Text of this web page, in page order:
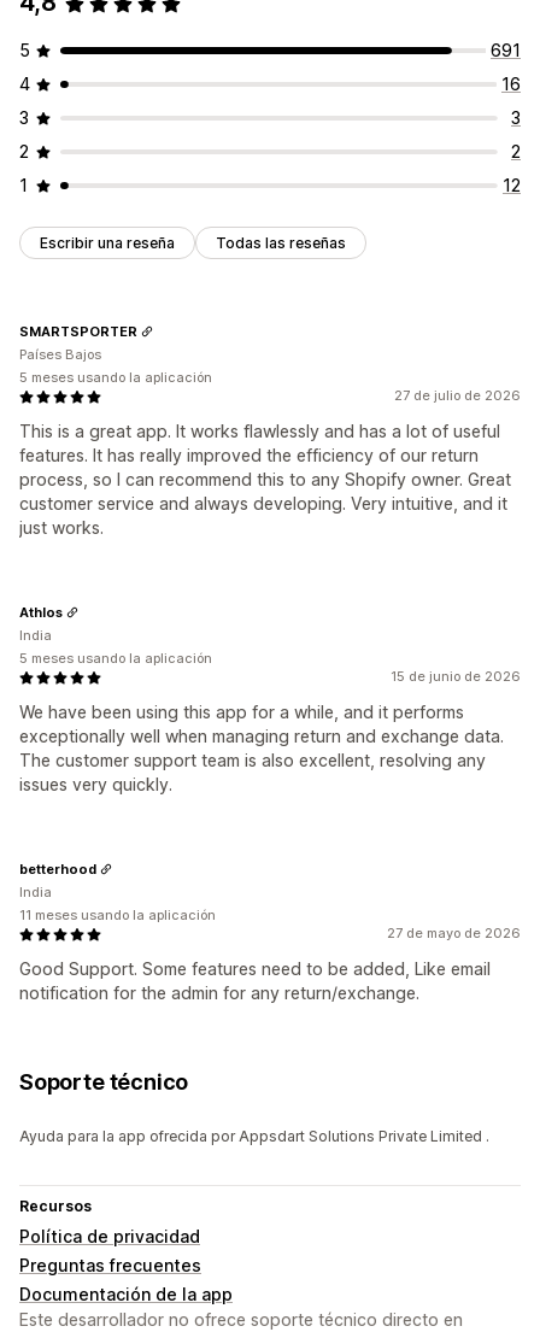
5
691
4
16
3
3
2
2
1
12
Escribir una reseña Todas las reseñas
27 de julio de 2026
This is a great app. It works flawlessly and has a lot of useful
features. It has really improved the efficiency of our return
process, so I can recommend this to any Shopify owner. Great
customer service and always developing. Very intuitive, and it
just works.
SMARTSPORTER
Países Bajos
5 meses usando la aplicación
15 de junio de 2026
We have been using this app for a while, and it performs
exceptionally well when managing return and exchange data.
The customer support team is also excellent, resolving any
issues very quickly.
Athlos
India
5 meses usando la aplicación
27 de mayo de 2026
Good Support. Some features need to be added, Like email
notification for the admin for any return/exchange.
betterhood
India
11 meses usando la aplicación
Soporte técnico
Ayuda para la app ofrecida por Appsdart Solutions Private Limited .
Recursos
Política de privacidad
Preguntas frecuentes
Documentación de la app
Este desarrollador no ofrece soporte técnico directo en